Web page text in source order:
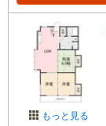
もっと見る